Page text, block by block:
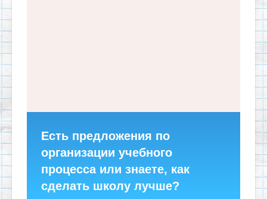
Есть предложения по
организации учебного
процесса или знаете, как
сделать школу лучше?